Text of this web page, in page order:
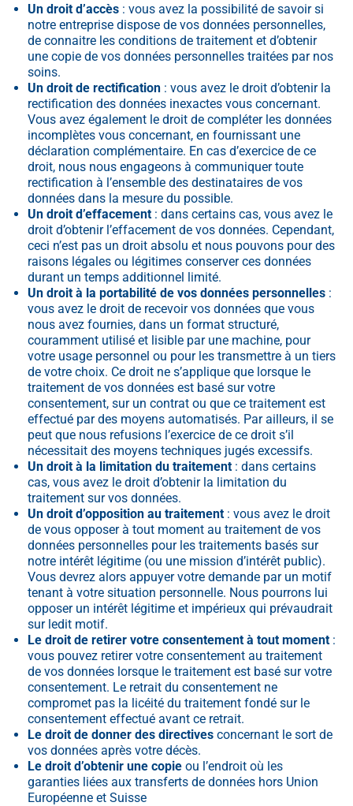
Un droit d’accès: vous avez la possibilité de savoir si
notre entreprise dispose de vos données personnelles,
de connaitre les conditions de traitement et d’obtenir
une copie de vos données personnelles traitées par nos
soins.
Un droit de rectification: vous avez le droit d’obtenir la
rectification des données inexactes vous concernant.
Vous avez également le droit de compléter les données
incomplètes vous concernant, en fournissant une
déclaration complémentaire. En cas d’exercice de ce
droit, nous nous engageons à communiquer toute
rectification à l’ensemble des destinataires de vos
données dans la mesure du possible.
Un droit d’effacement: dans certains cas, vous avez le
droit d’obtenir l’effacement de vos données. Cependant,
ceci n’est pas un droit absolu et nous pouvons pour des
raisons légales ou légitimes conserver ces données
durant un temps additionnel limité.
Un droit à la portabilité de vos données personnelles:
vous avez le droit de recevoir vos données que vous
nous avez fournies, dans un format structuré,
couramment utilisé et lisible par une machine, pour
votre usage personnel ou pour les transmettre à un tiers
de votre choix. Ce droit ne s’applique que lorsque le
traitement de vos données est basé sur votre
consentement, sur un contrat ou que ce traitement est
effectué par des moyens automatisés. Par ailleurs, il se
peut que nous refusions l’exercice de ce droit s’il
nécessitait des moyens techniques jugés excessifs.
Un droit à la limitation du traitement: dans certains
cas, vous avez le droit d’obtenir la limitation du
traitement sur vos données.
Un droit d’opposition au traitement: vous avez le droit
de vous opposer à tout moment au traitement de vos
données personnelles pour les traitements basés sur
notre intérêt légitime (ou une mission d’intérêt public).
Vous devrez alors appuyer votre demande par un motif
tenant à votre situation personnelle. Nous pourrons lui
opposer un intérêt légitime et impérieux qui prévaudrait
sur ledit motif.
Le droit de retirer votre consentement à tout moment:
vous pouvez retirer votre consentement au traitement
de vos données lorsque le traitement est basé sur votre
consentement. Le retrait du consentement ne
compromet pas la licéité du traitement fondé sur le
consentement effectué avant ce retrait.
Le droit de donner des directivesconcernant le sort de
vos données après votre décès.
Le droit d’obtenir une copieou l’endroit où les
garanties liées aux transferts de données hors Union
Européenne et Suisse